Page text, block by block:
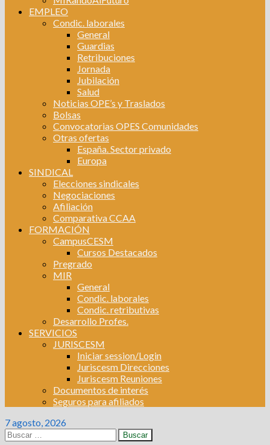
EMPLEO
Condic. laborales
General
Guardias
Retribuciones
Jornada
Jubilación
Salud
Noticias OPE’s y Traslados
Bolsas
Convocatorias OPES Comunidades
Otras ofertas
España. Sector privado
Europa
SINDICAL
Elecciones sindicales
Negociaciones
Afiliación
Comparativa CCAA
FORMACIÓN
CampusCESM
Cursos Destacados
Pregrado
MIR
General
Condic. laborales
Condic. retributivas
Desarrollo Profes.
SERVICIOS
JURISCESM
Iniciar session/Login
Juriscesm Direcciones
Juriscesm Reuniones
Documentos de interés
Seguros para afiliados
7 agosto, 2026
Buscar: